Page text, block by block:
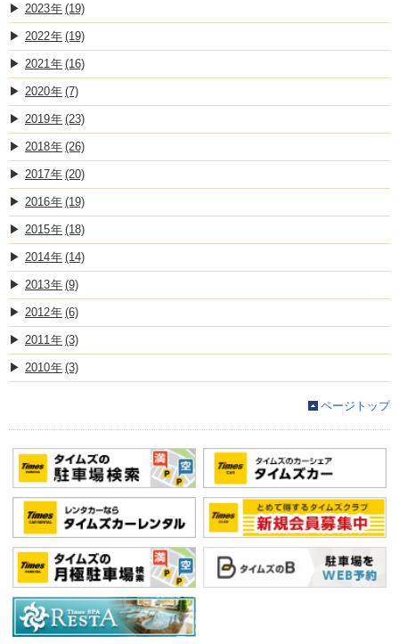
2023 (19)
2022 (19)
2021 (16)
2020 (7)
2019 (23)
2018 (26)
2017 (20)
2016 (19)
2015 (18)
2014 (14)
2013 (9)
2012 (6)
2011 (3)
2010 (3)
ページトップ